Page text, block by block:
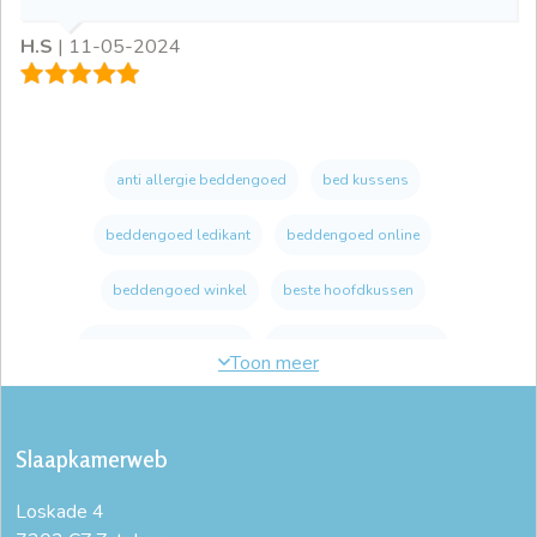
H.S | 11-05-2024
anti allergie beddengoed bed kussens
beddengoed ledikant beddengoed online
beddengoed winkel beste hoofdkussen
goed hoofdkussen bij nekklachten
Slaapkamerweb
Loskade 4